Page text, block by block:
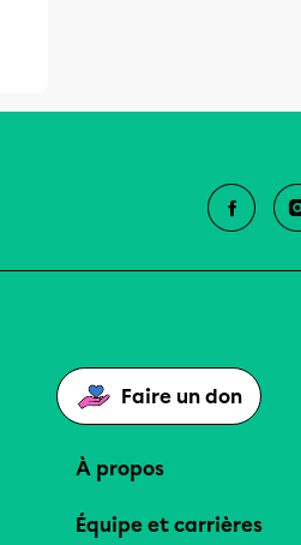
Faire un don
À propos
Équipe et carrières